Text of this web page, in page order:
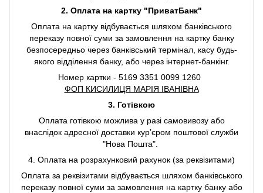
2. Оплата на картку "ПриватБанк"
Оплата на картку відбувається шляхом банківського
переказу повної суми за замовлення на картку банку
безпосередньо через банківський термінал, касу будь-
якого відділення банку, або через інтернет-банкінг.
Номер картки - 5169 3351 0099 1260
ФОП КИСИЛИЦЯ МАРІЯ ІВАНІВНА
3. Готівкою
Оплата готівкою можлива у разі самовивозу або
внаслідок адресної доставки курʼєром поштової служби
"Нова Пошта".
4. Оплата на розрахунковий рахунок (за реквізитами)
Оплата за реквізитами відбувається шляхом банківського
переказу повної суми за замовлення на картку банку або